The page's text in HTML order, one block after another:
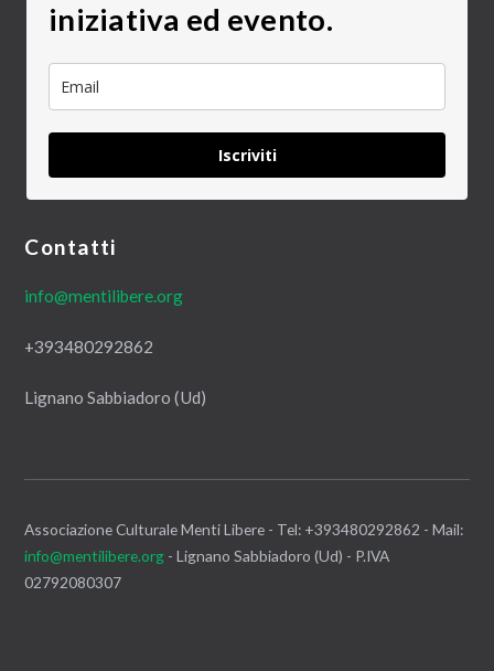
iniziativa ed evento.
Iscriviti
Contatti
info@mentilibere.org
+393480292862
Lignano Sabbiadoro (Ud)
Associazione Culturale Menti Libere - Tel: +393480292862 - Mail:
info@mentilibere.org - Lignano Sabbiadoro (Ud) - P.IVA
02792080307